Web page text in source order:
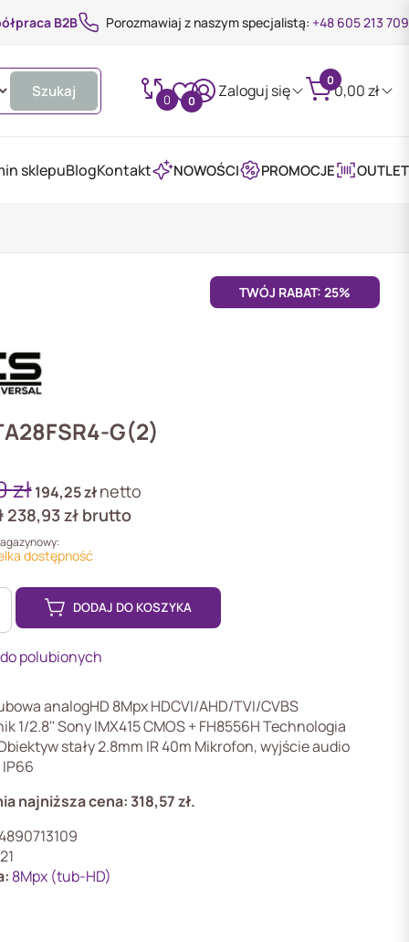
B2B Porozmawiaj z naszym specjalistą: +48 605 213 709
Szukaj 0 0
Zaloguj się
0
0,00zł
sklepuBlogKontakt NOWOŚCI PROMOCJE OUTLET
TWÓJ RABAT: 25%
G(2)
zł194,25złnetto
238,93zł brutto
dostępność
DODAJ DO KOSZYKA
polubionych
analogHD 8Mpx HDCVI/AHD/TVI/CVBS
1/2.8'' Sony IMX415 CMOS + FH8556H Technologia
stały 2.8mm IR 40m Mikrofon, wyjście audio
najniższa cena:318,57zł.
8Mpx (tub-HD)